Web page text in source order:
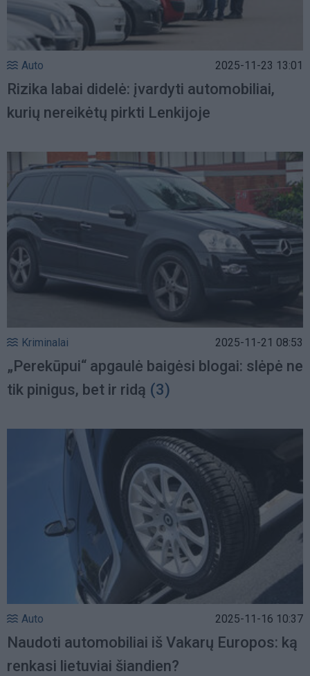
Auto 2025-11-23 13:01
Rizika labai didelė: įvardyti automobiliai,
kurių nereikėtų pirkti Lenkijoje
Kriminalai 2025-11-21 08:53
„Perekūpui“ apgaulė baigėsi blogai: slėpė ne
tik pinigus, bet ir ridą (3)
Auto 2025-11-16 10:37
Naudoti automobiliai iš Vakarų Europos: ką
renkasi lietuviai šiandien?